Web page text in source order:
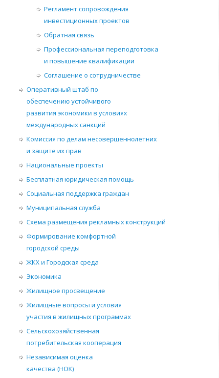
Регламент сопровождения
инвестиционных проектов
Обратная связь
Профессиональная переподготовка
и повышение квалификации
Соглашение о сотрудничестве
Оперативный штаб по
обеспечению устойчивого
развития экономики в условиях
международных санкций
Комиссия по делам несовершеннолетних
и защите их прав
Национальные проекты
Бесплатная юридическая помощь
Социальная поддержка граждан
Муниципальная служба
Схема размещения рекламных конструкций
Формирование комфортной
городской среды
ЖКХ и Городская среда
Экономика
Жилищное просвещение
Жилищные вопросы и условия
участия в жилищных программах
Сельскохозяйственная
потребительская кооперация
Независимая оценка
качества (НОК)